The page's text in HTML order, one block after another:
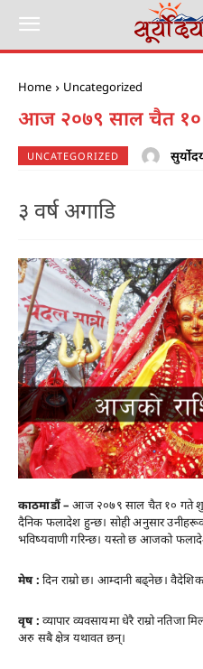
Home Uncategorized
आज २०७९ साल चैत १०
UNCATEGORIZED
३ वर्ष अगाडि
काठमाडौं – आज २०७९ साल चैत १० गते
दैनिक फलादेश हुन्छ। सोही अनुसार
भविष्यवाणी गरिन्छ। यस्तो छ आजको
मेष : दिन राम्रो छ। आम्दानी बढ्नेछ। वैदेशिक
वृष : व्यापार व्यवसायमा धेरै राम्रो नतिजा
अरु सबै क्षेत्र यथावत छन्।